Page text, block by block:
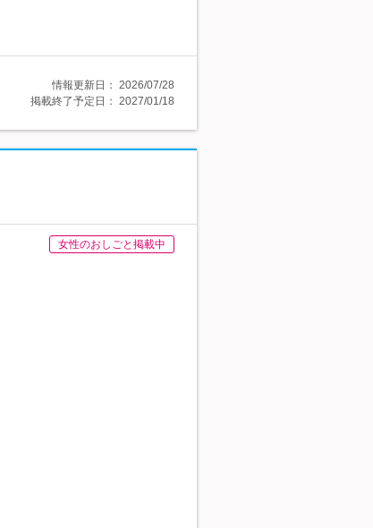
情報更新日： 2026/07/28
掲載終了予定日： 2027/01/18
女性のおしごと掲載中